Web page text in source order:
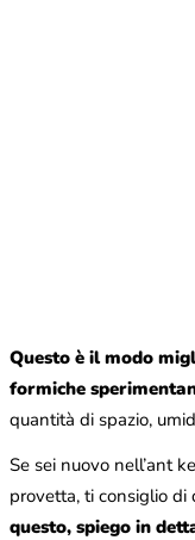
Questo è il modo
formiche
quantità di spazio,
Se sei nuovo nell’ant
provetta, ti consiglio di
questo, spiego in